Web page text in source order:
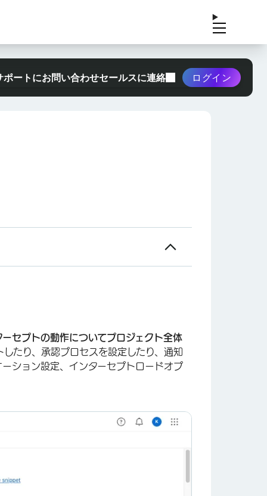
ポートにお問い合わせセールスに連絡 ログイン
ーセプトの動作についてプロジェクト全体
たり、承認プロセスを設定したり、通知
ション設定、インターセプトロードオプ